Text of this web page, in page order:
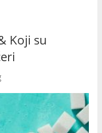
Koji su